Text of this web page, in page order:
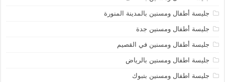
جليسة أطفال ومسنين بالمدينة المنورة
جليسة أطفال ومسنين جدة
جليسة أطفال ومسنين في القصيم
جليسة اطفال ومسنين بالرياض
جليسة اطفال ومسنين بتبوك